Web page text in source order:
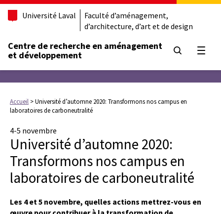
Université Laval
Faculté d’aménagement,
d’architecture, d’art et de design
Centre de recherche en aménagement
et développement
Accueil >Université d’automne 2020: Transformons nos campus en
laboratoires de carboneutralité
4-5 novembre
Université d’automne 2020:
Transformons nos campus en
laboratoires de carboneutralité
Les 4 et 5 novembre, quelles actions mettrez-vous en